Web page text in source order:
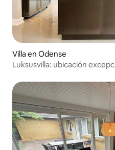
Villa en Odense
Luksusvilla: ubicación